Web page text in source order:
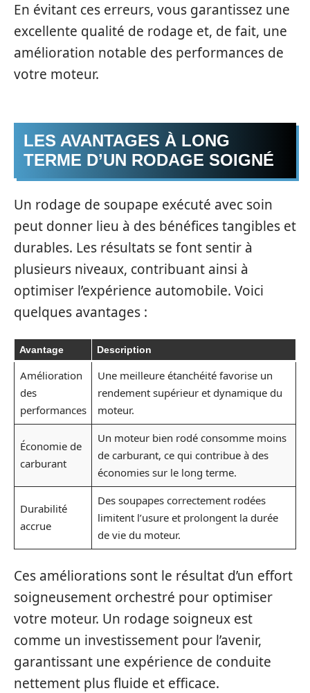
En évitant ces erreurs, vous garantissez une
excellente qualité de rodage et, de fait, une
amélioration notable des performances de
votre moteur.
LES AVANTAGES À LONG
TERME D’UN RODAGE SOIGNÉ
Un rodage de soupape exécuté avec soin
peut donner lieu à des bénéfices tangibles et
durables. Les résultats se font sentir à
plusieurs niveaux, contribuant ainsi à
optimiser l’expérience automobile. Voici
quelques avantages :
Avantage Description
Amélioration
des
performances
Une meilleure étanchéité favorise un
rendement supérieur et dynamique du
moteur.
Économie de
carburant
Un moteur bien rodé consomme moins
de carburant, ce qui contribue à des
économies sur le long terme.
Durabilité
accrue
Des soupapes correctement rodées
limitent l’usure et prolongent la durée
de vie du moteur.
Ces améliorations sont le résultat d’un effort
soigneusement orchestré pour optimiser
votre moteur. Un rodage soigneux est
comme un investissement pour l’avenir,
garantissant une expérience de conduite
nettement plus fluide et efficace.